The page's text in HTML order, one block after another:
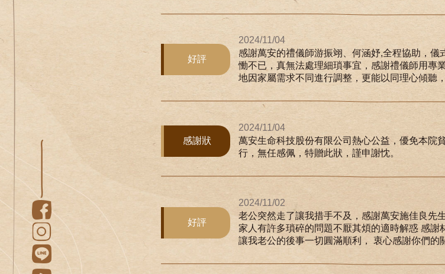
好評
2024/11/04
感謝萬安的禮儀師游振翊、何涵妤,全程協助，儀
慟不已，真無法處理細瑣事宜，感謝禮儀師用專
地因家屬需求不同進行調整，更能以同理心傾聽
感謝狀
2024/11/04
萬安生命科技股份有限公司熱心公益，優免本院
行，無任感佩，特贈此狀，謹申謝忱。
好評
2024/11/02
老公突然走了讓我措手不及，感謝萬安施佳良先
家人有許多瑣碎的問題不厭其煩的適時解惑 感謝
讓我老公的後事一切圓滿順利， 衷心感謝你們的